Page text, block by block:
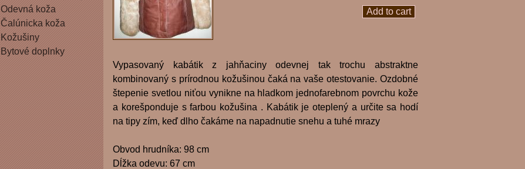
Vypasovaný kabátik z jahňaciny odevnej tak trochu abstraktne
kombinovaný s prírodnou kožušinou čaká na vaše otestovanie. Ozdobné
štepenie svetlou niťou vynikne na hladkom jednofarebnom povrchu kože
a korešponduje s farbou kožušina . Kabátik je oteplený a určite sa hodí
na tipy zím, keď dlho čakáme na napadnutie snehu a tuhé mrazy
Obvod hrudníka: 98 cm
Dĺžka odevu: 67 cm
U
Odevná koža
Čalúnicka koža
Kožušiny
Bytové doplnky